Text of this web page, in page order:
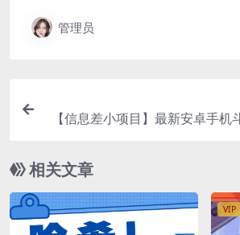
管理员
【信息差小项目】最新安卓手
相关文章
VIP